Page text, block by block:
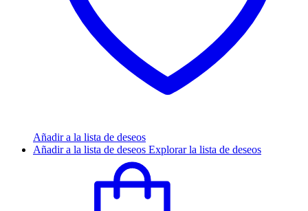
Añadir a la lista de deseos
Añadir a la lista de deseos Explorar la lista de deseos